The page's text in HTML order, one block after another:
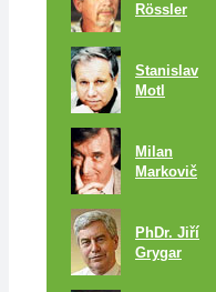
Rössler
Stanislav
Motl
Milan
Markovič
PhDr. Jiří
Grygar